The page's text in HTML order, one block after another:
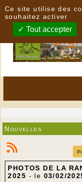
Nouvelles
PHOTOS DE LA
2025 - le 03/02/
Ce site utilise des
souhaitez activer
Tout accepter